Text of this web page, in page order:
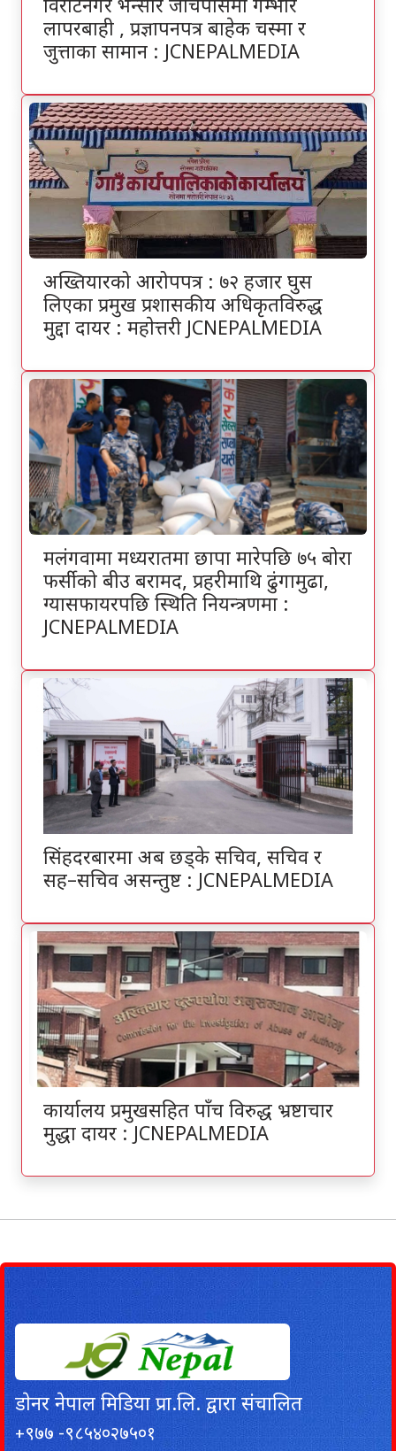
विराटनगर भन्सार जाँचपासमा गम्भीर
लापरबाही , प्रज्ञापनपत्र बाहेक चस्मा र
जुत्ताका सामान : JCNEPALMEDIA
अख्तियारको आरोपपत्र : ७२ हजार घुस
लिएका प्रमुख प्रशासकीय अधिकृतविरुद्ध
मुद्दा दायर : महाेत्तरी JCNEPALMEDIA
मलंगवामा मध्यरातमा छापा मारेपछि ७५ बोरा
फर्सीको बीउ बरामद, प्रहरीमाथि ढुंगामुढा,
ग्यासफायरपछि स्थिति नियन्त्रणमा :
JCNEPALMEDIA
सिंहदरबारमा अब छड्के सचिव, सचिव र
सह–सचिव असन्तुष्ट : JCNEPALMEDIA
कार्यालय प्रमुखसहित पाँच विरुद्ध भ्रष्टाचार
मुद्धा दायर : JCNEPALMEDIA
डाेनर नेपाल मिडिया प्रा.लि. द्वारा संचालित
+९७७ -९८५४०२७५०१